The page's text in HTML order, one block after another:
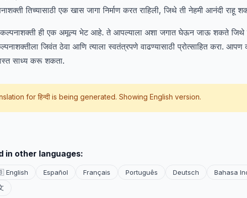
तिच्यासाठी एक खास जागा निर्माण करत राहिली, जिथे ती नेहमी आनंदी राहू
कल्पनाशक्ती ही एक अमूल्य भेट आहे. ते आपल्याला अशा जगात घेऊन जाऊ शकते जिथे
जिवंत ठेवा आणि त्याला स्वतंत्रपणे वाढण्यासाठी प्रोत्साहित करा.
साध्य करू शकता.
for हिन्दीis being generated. Showing English version.
in other languages:
English Español Français Português Deutsch Bahasa